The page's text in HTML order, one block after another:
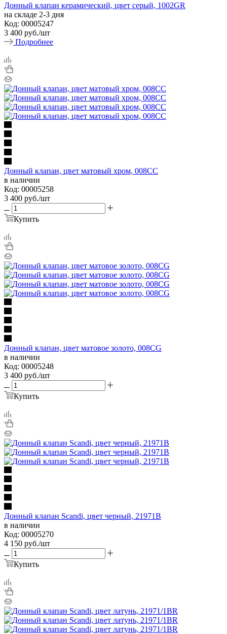
Донный клапан керамический, цвет серый, 1002GR
на складе 2-3 дня
Код: 00005247
3 400 руб./шт
Подробнее
Донный клапан, цвет матовый хром, 008СС
в наличии
Код: 00005258
3 400 руб./шт
Купить
Донный клапан, цвет матовое золото, 008CG
в наличии
Код: 00005248
3 400 руб./шт
Купить
Донный клапан Scandi, цвет черный, 21971B
в наличии
Код: 00005270
4 150 руб./шт
Купить